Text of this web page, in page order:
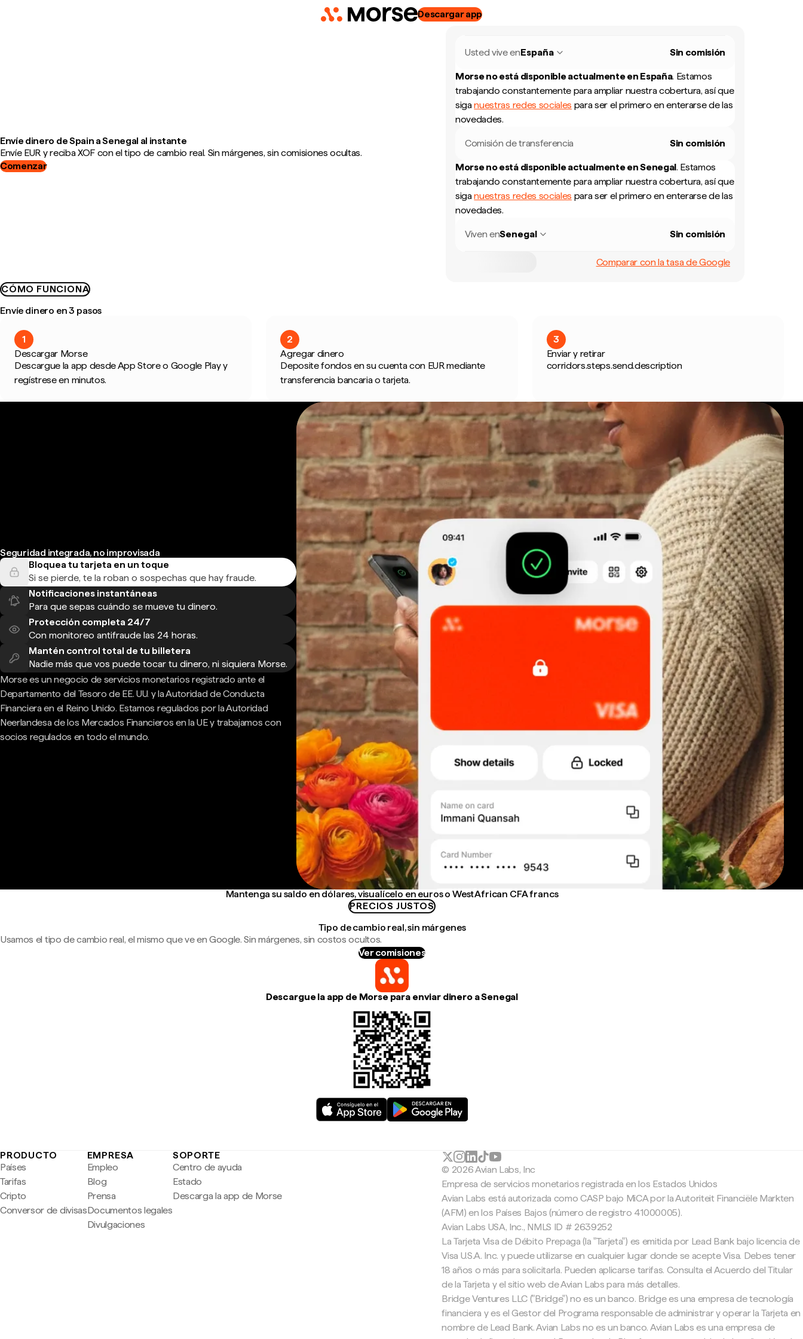
Descargar app
Envíe dinero de Spain a Senegal al instante
Envíe EUR y reciba XOF con el tipo de cambio real. Sin márgenes, sin comisiones ocultas.
Comenzar
Usted vive enEspaña Sin comisión
Morse no está disponible actualmente en España. Estamos
trabajando constantemente para ampliar nuestra cobertura, así que
siganuestras redes sociales para ser el primero en enterarse de las
novedades.
Comisión de transferencia Sin comisión
Morse no está disponible actualmente enSenegal. Estamos
trabajando constantemente para ampliar nuestra cobertura, así que
siganuestras redes sociales para ser el primero en enterarse de las
novedades.
Viven enSenegal Sin comisión
Comparar con la tasa de Google
CÓMO FUNCIONA
Envíe dinero en 3 pasos
1
Descargar Morse
Descargue la app desde App Store o Google Play y
regístrese en minutos.
2
Agregar dinero
Deposite fondos en su cuenta con EUR mediante
transferencia bancaria o tarjeta.
3
Enviar y retirar
corridors.steps.send.description
Seguridad integrada, no improvisada
Bloquea tu tarjeta en un toque
Si se pierde, te la roban o sospechas que hay fraude.
Notificaciones instantáneas
Para que sepas cuándo se mueve tu dinero.
Protección completa 24/7
Con monitoreo antifraude las 24 horas.
Mantén control total de tu billetera
Nadie más que vos puede tocar tu dinero, ni siquiera Morse.
Morse es un negocio de servicios monetarios registrado ante el
Departamento del Tesoro de EE. UU. y la Autoridad de Conducta
Financiera en el Reino Unido. Estamos regulados por la Autoridad
Neerlandesa de los Mercados Financieros en la UE y trabajamos con
socios regulados en todo el mundo.
Mantenga su saldo en dólares, visualícelo en euros o West African CFA francs
PRECIOS JUSTOS
Tipo de cambio real, sin márgenes
Usamos el tipo de cambio real, el mismo que ve en Google. Sin márgenes, sin costos ocultos.
Ver comisiones
Descargue la app de Morse para enviar dinero a Senegal
PRODUCTO
Países
Tarifas
Cripto
Conversor de divisas
EMPRESA
Empleo
Blog
Prensa
Documentos legales
Divulgaciones
SOPORTE
Centro de ayuda
Estado
Descarga la app de Morse
© 2026 Avian Labs, Inc
Empresa de servicios monetarios registrada en los Estados Unidos
Avian Labs está autorizada como CASP bajo MiCA por la Autoriteit Financiële Markten
(AFM) en los Países Bajos (número de registro 41000005).
Avian Labs USA, Inc., NMLS ID # 2639252
La Tarjeta Visa de Débito Prepaga (la "Tarjeta") es emitida por Lead Bank bajo licencia de
Visa U.S.A. Inc. y puede utilizarse en cualquier lugar donde se acepte Visa. Debes tener
18 años o más para solicitarla. Pueden aplicarse tarifas. Consulta el Acuerdo del Titular
de la Tarjeta y el sitio web de Avian Labs para más detalles.
Bridge Ventures LLC ("Bridge") no es un banco. Bridge es una empresa de tecnología
financiera y es el Gestor del Programa responsable de administrar y operar la Tarjeta en
nombre de Lead Bank. Avian Labs no es un banco. Avian Labs es una empresa de